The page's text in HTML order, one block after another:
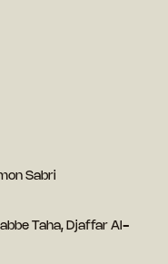
Sabri
Taha, Djaffar Al-